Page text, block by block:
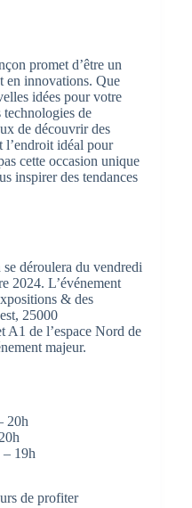
promet d’être un
en innovations. Que
idées pour votre
technologies de
de découvrir des
l’endroit idéal pour
cette occasion unique
inspirer des tendances
déroulera du vendredi
2024. L’événement
& des
25000
de l’espace Nord de
majeur.
20h
– 19h
de profiter